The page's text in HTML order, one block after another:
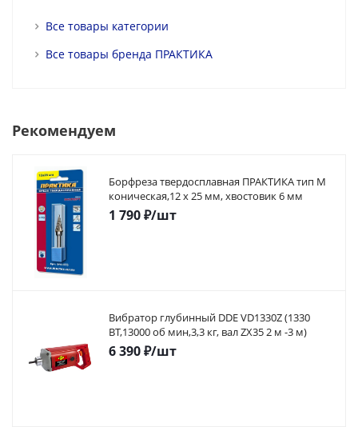
Все товары категории
Все товары бренда ПРАКТИКА
Рекомендуем
Борфреза твердосплавная ПРАКТИКА тип M
коническая,12 х 25 мм, хвостовик 6 мм
1 790₽/шт
Вибратор глубинный DDE VD1330Z (1330
ВТ,13000 об мин,3,3 кг, вал ZX35 2 м -3 м)
6 390₽/шт